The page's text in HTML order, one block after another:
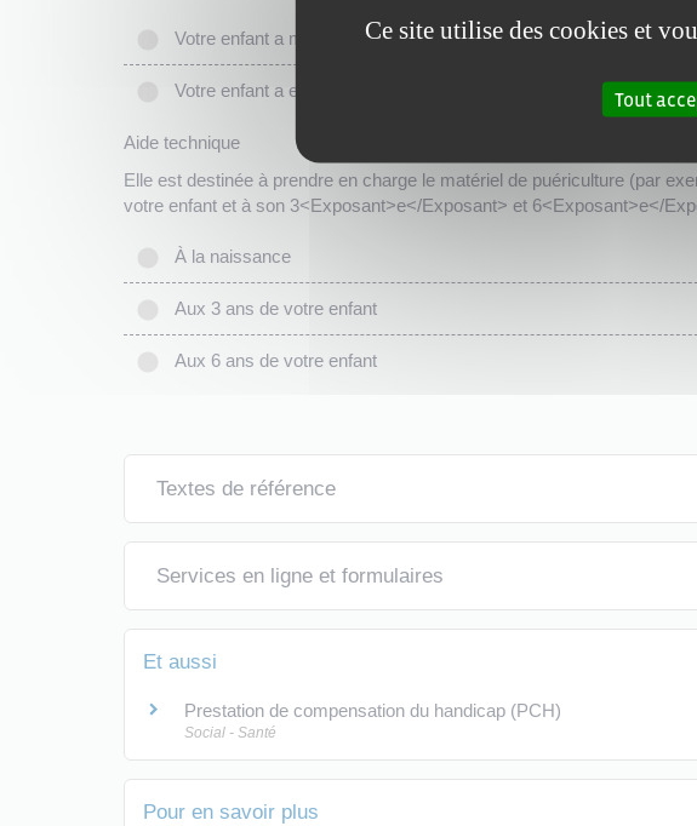
Votre enfant a moins de 3 ans
Votre enfant a entre 3 ans et 7 ans
Aide technique
Elle est destinée à prendre en charge le matériel de puériculture (par
votre enfant et à son 3<Exposant>e</Exposant> et 6<Exposant>e</
À la naissance
Aux 3 ans de votre enfant
Aux 6 ans de votre enfant
Textes de référence
Services en ligne et formulaires
Et aussi
Prestation de compensation du handicap (PCH)
Social - Santé
Pour en savoir plus
Ce site utilise des cookies et
Tout